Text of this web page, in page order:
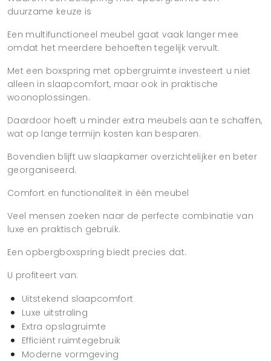
duurzame keuze is
Een multifunctioneel meubel gaat vaak langer mee
omdat het meerdere behoeften tegelijk vervult.
Met een boxspring met opbergruimte investeert u niet
alleen in slaapcomfort, maar ook in praktische
woonoplossingen.
Daardoor hoeft u minder extra meubels aan te schaffen,
wat op lange termijn kosten kan besparen.
Bovendien blijft uw slaapkamer overzichtelijker en beter
georganiseerd.
Comfort en functionaliteit in één meubel
Veel mensen zoeken naar de perfecte combinatie van
luxe en praktisch gebruik.
Een opbergboxspring biedt precies dat.
U profiteert van:
Uitstekend slaapcomfort
Luxe uitstraling
Extra opslagruimte
Efficiënt ruimtegebruik
Moderne vormgeving